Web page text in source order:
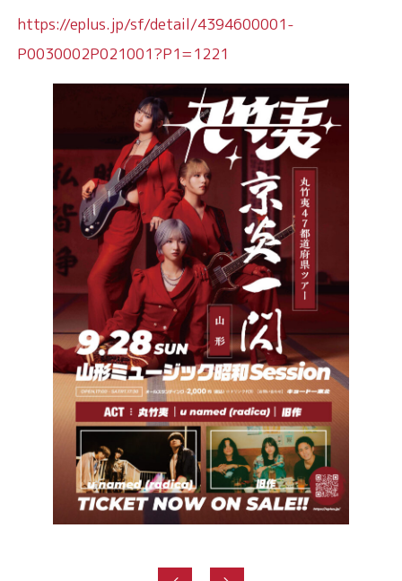
https://eplus.jp/sf/detail/4394600001-
P0030002P021001?P1=1221